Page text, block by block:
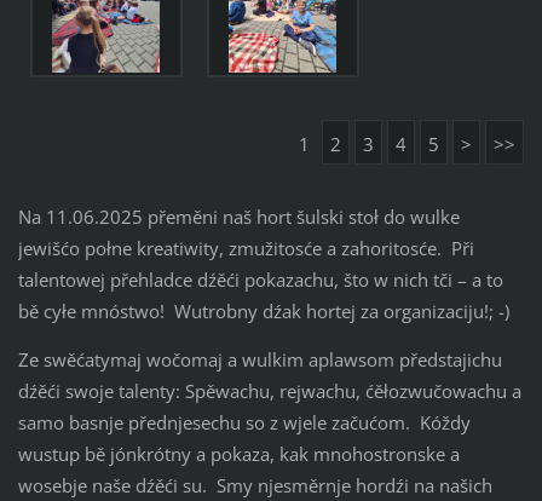
1 2 3 4 5 > >>
Na 11.06.2025 přeměni naš hort šulski stoł do wulke
jewišćo połne kreatiwity, zmužitosće a zahoritosće. Při
talentowej přehladce dźěći pokazachu, što w nich tči – a to
bě cyłe mnóstwo! Wutrobny dźak hortej za organizaciju!; -)
Ze swěćatymaj wočomaj a wulkim aplawsom předstajichu
dźěći swoje talenty: Spěwachu, rejwachu, ćěłozwučowachu a
samo basnje přednjesechu so z wjele začućom. Kóždy
wustup bě jónkrótny a pokaza, kak mnohostronske a
wosebje naše dźěći su. Smy njesměrnje hordźi na našich